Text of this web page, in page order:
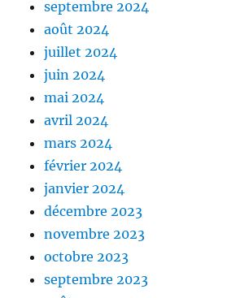
septembre 2024
août 2024
juillet 2024
juin 2024
mai 2024
avril 2024
mars 2024
février 2024
janvier 2024
décembre 2023
novembre 2023
octobre 2023
septembre 2023